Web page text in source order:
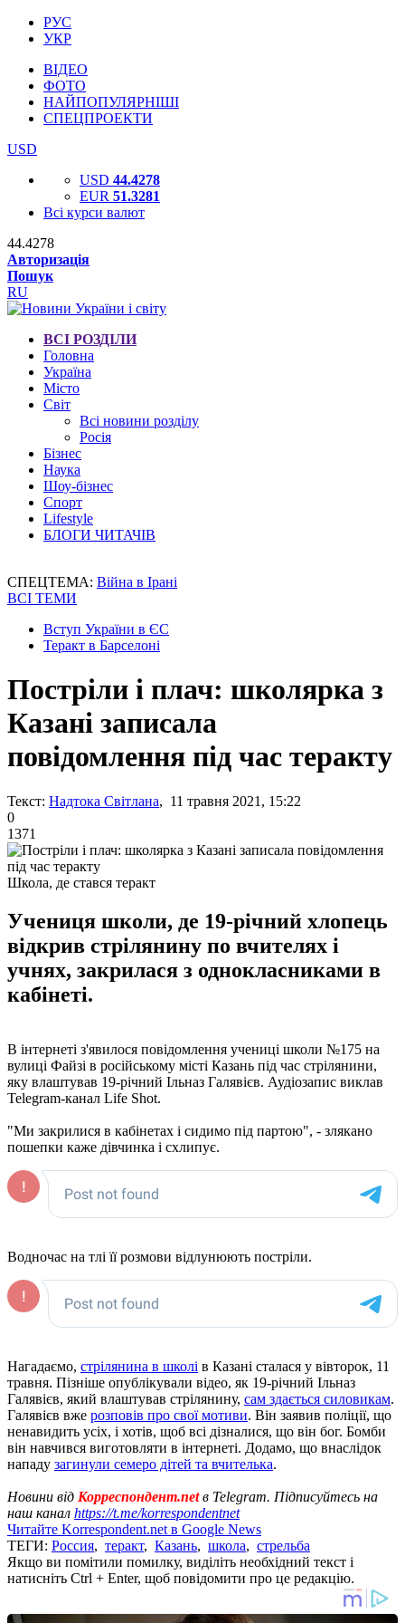
РУС
УКР
ВІДЕО
ФОТО
НАЙПОПУЛЯРНІШІ
СПЕЦПРОЕКТИ
USD
USD 44.4278
EUR 51.3281
Всі курси валют
44.4278
Авторизація
Пошук
RU
ВСІ РОЗДІЛИ
Головна
Україна
Місто
Світ
Всі новини розділу
Росія
Бізнес
Наука
Шоу-бізнес
Спорт
Lifestyle
БЛОГИ ЧИТАЧІВ
СПЕЦТЕМА: Війна в Ірані
ВСІ ТЕМИ
Вступ України в ЄС
Теракт в Барселоні
Постріли і плач: школярка з
Казані записала
повідомлення під час теракту
Текст: Надтока Світлана, 11 травня 2021, 15:22
0
1371
Школа, де стався теракт
Учениця школи, де 19-річний хлопець
відкрив стрілянину по вчителях і
учнях, закрилася з однокласниками в
кабінеті.
В інтернеті з'явилося повідомлення учениці школи №175 на
вулиці Файзі в російському місті Казань під час стрілянини,
яку влаштував 19-річний Ільназ Галявієв. Аудіозапис виклав
Telegram-канал Life Shot.
"Ми закрилися в кабінетах і сидимо під партою", - злякано
пошепки каже дівчинка і схлипує.
Водночас на тлі її розмови відлунюють постріли.
Нагадаємо, стрілянина в школі в Казані сталася у вівторок, 11
травня. Пізніше опублікували відео, як 19-річний Ільназ
Галявієв, який влаштував стрілянину, сам здається силовикам.
Галявієв вже розповів про свої мотиви. Він заявив поліції, що
ненавидить усіх, і хотів, щоб всі дізналися, що він бог. Бомби
він навчився виготовляти в інтернеті. Додамо, що внаслідок
нападу загинули семеро дітей та вчителька.
Новини від Корреспондент.netв Telegram. Підписуйтесь на
наш канал https://t.me/korrespondentnet
Читайте Korrespondent.net в Google News
ТЕГИ: Россия, теракт, Казань, школа, стрельба
Якщо ви помітили помилку, виділіть необхідний текст і
натисніть Ctrl + Enter, щоб повідомити про це редакцію.